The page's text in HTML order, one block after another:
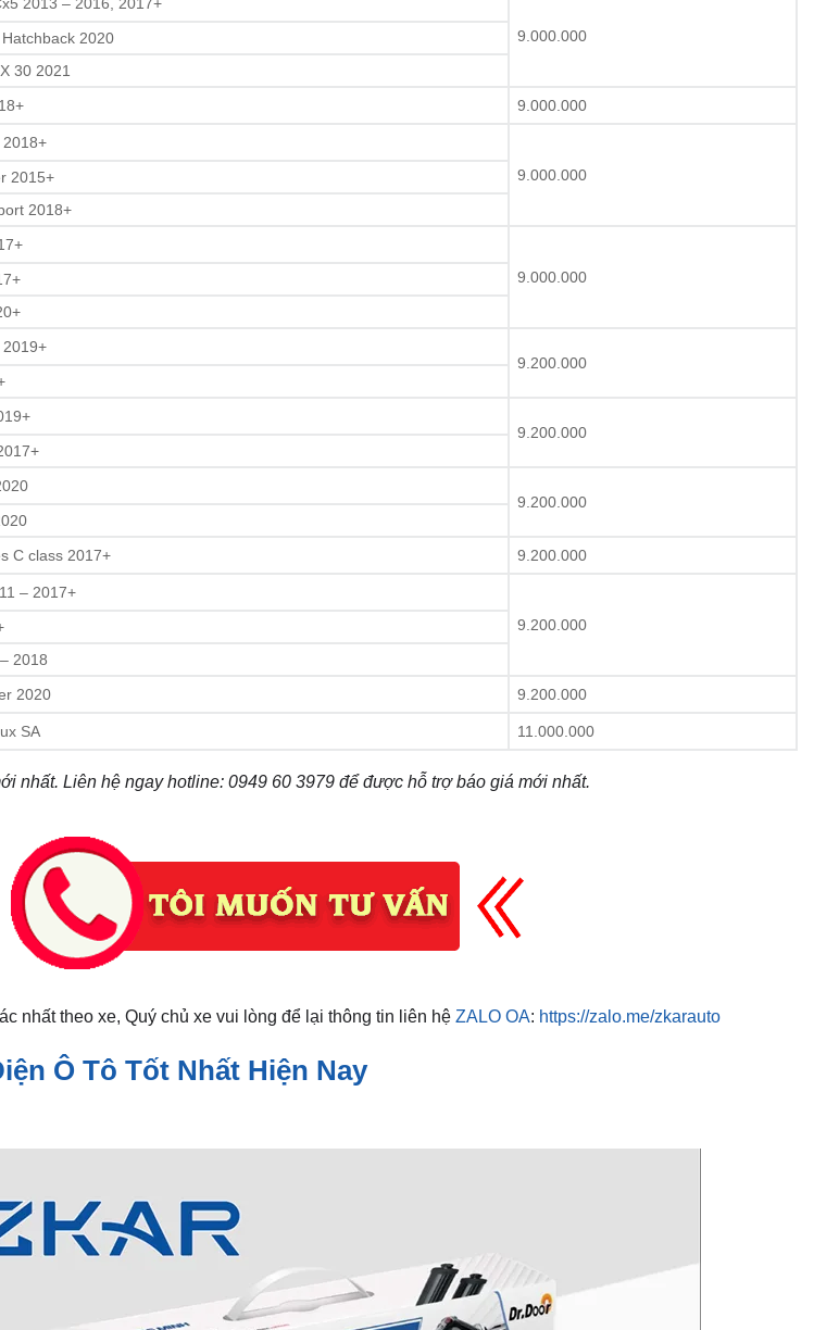
9.000.000
2020
30 2021
9.000.000
2018+
9.000.000
2015+
2018+
9.000.000
9.200.000
9.200.000
9.200.000
C class 2017+ 9.200.000
– 2017+
9.200.000
2018
2020 9.200.000
SA 11.000.000
nhất. Liên hệ ngay hotline: 0949 60 3979 để được hỗ trợ báo giá mới nhất.
nhất theo xe, Quý chủ xe vui lòng để lại thông tin liên hệ ZALO OA: https://zalo.me/zkarauto
Ô Tô Tốt Nhất Hiện Nay